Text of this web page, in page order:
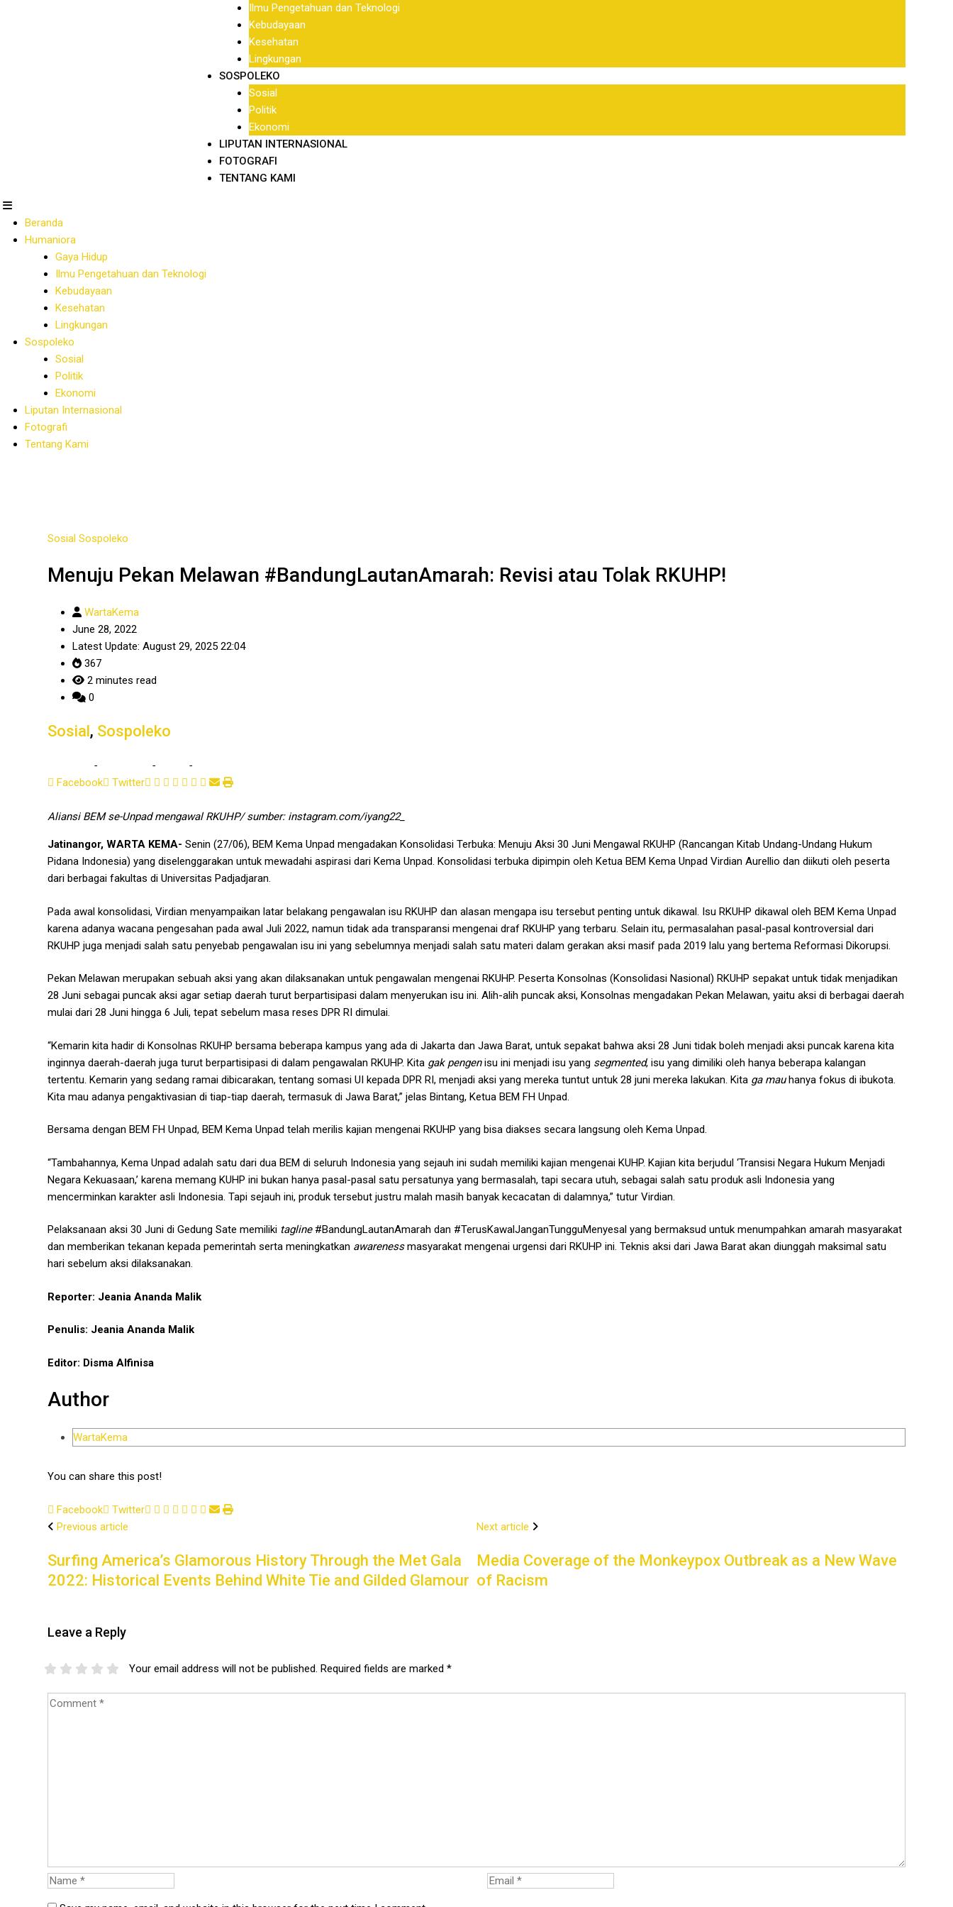
Ilmu Pengetahuan dan Teknologi
Kebudayaan
Kesehatan
Lingkungan
SOSPOLEKO
Sosial
Politik
Ekonomi
LIPUTAN INTERNASIONAL
FOTOGRAFI
TENTANG KAMI
Beranda
Humaniora
Gaya Hidup
Ilmu Pengetahuan dan Teknologi
Kebudayaan
Kesehatan
Lingkungan
Sospoleko
Sosial
Politik
Ekonomi
Liputan Internasional
Fotografi
Tentang Kami
Sosial Sospoleko
Menuju Pekan Melawan #BandungLautanAmarah: Revisi atau Tolak RKUHP!
WartaKema
June 28, 2022
Latest Update: August 29, 2025 22:04
367
2 minutes read
0
Sosial , Sospoleko
- - -
Facebook
Twitter
Aliansi BEM se-Unpad mengawal RKUHP/ sumber: instagram.com/iyang22_
Jatinangor, WARTA KEMA- Senin (27/06), BEM Kema Unpad mengadakan Konsolidasi Terbuka: Menuju Aksi 30 Juni Mengawal RKUHP (Rancangan Kitab Undang-Undang Hukum
Pidana Indonesia) yang diselenggarakan untuk mewadahi aspirasi dari Kema Unpad. Konsolidasi terbuka dipimpin oleh Ketua BEM Kema Unpad Virdian Aurellio dan diikuti oleh peserta
dari berbagai fakultas di Universitas Padjadjaran.
Pada awal konsolidasi, Virdian menyampaikan latar belakang pengawalan isu RKUHP dan alasan mengapa isu tersebut penting untuk dikawal. Isu RKUHP dikawal oleh BEM Kema Unpad
karena adanya wacana pengesahan pada awal Juli 2022, namun tidak ada transparansi mengenai draf RKUHP yang terbaru. Selain itu, permasalahan pasal-pasal kontroversial dari
RKUHP juga menjadi salah satu penyebab pengawalan isu ini yang sebelumnya menjadi salah satu materi dalam gerakan aksi masif pada 2019 lalu yang bertema Reformasi Dikorupsi.
Pekan Melawan merupakan sebuah aksi yang akan dilaksanakan untuk pengawalan mengenai RKUHP. Peserta Konsolnas (Konsolidasi Nasional) RKUHP sepakat untuk tidak menjadikan
28 Juni sebagai puncak aksi agar setiap daerah turut berpartisipasi dalam menyerukan isu ini. Alih-alih puncak aksi, Konsolnas mengadakan Pekan Melawan, yaitu aksi di berbagai daerah
mulai dari 28 Juni hingga 6 Juli, tepat sebelum masa reses DPR RI dimulai.
“Kemarin kita hadir di Konsolnas RKUHP bersama beberapa kampus yang ada di Jakarta dan Jawa Barat, untuk sepakat bahwa aksi 28 Juni tidak boleh menjadi aksi puncak karena kita
inginnya daerah-daerah juga turut berpartisipasi di dalam pengawalan RKUHP. Kita gak pengenisu ini menjadi isu yang segmented, isu yang dimiliki oleh hanya beberapa kalangan
tertentu. Kemarin yang sedang ramai dibicarakan, tentang somasi UI kepada DPR RI, menjadi aksi yang mereka tuntut untuk 28 juni mereka lakukan. Kita ga mauhanya fokus di ibukota.
Kita mau adanya pengaktivasian di tiap-tiap daerah, termasuk di Jawa Barat,” jelas Bintang, Ketua BEM FH Unpad.
Bersama dengan BEM FH Unpad, BEM Kema Unpad telah merilis kajian mengenai RKUHP yang bisa diakses secara langsung oleh Kema Unpad.
“Tambahannya, Kema Unpad adalah satu dari dua BEM di seluruh Indonesia yang sejauh ini sudah memiliki kajian mengenai KUHP. Kajian kita berjudul ‘Transisi Negara Hukum Menjadi
Negara Kekuasaan,’ karena memang KUHP ini bukan hanya pasal-pasal satu persatunya yang bermasalah, tapi secara utuh, sebagai salah satu produk asli Indonesia yang
mencerminkan karakter asli Indonesia. Tapi sejauh ini, produk tersebut justru malah masih banyak kecacatan di dalamnya,” tutur Virdian.
Pelaksanaan aksi 30 Juni di Gedung Sate memiliki tagline#BandungLautanAmarah dan #TerusKawalJanganTungguMenyesal yang bermaksud untuk menumpahkan amarah masyarakat
dan memberikan tekanan kepada pemerintah serta meningkatkan awarenessmasyarakat mengenai urgensi dari RKUHP ini. Teknis aksi dari Jawa Barat akan diunggah maksimal satu
hari sebelum aksi dilaksanakan.
Reporter: Jeania Ananda Malik
Penulis: Jeania Ananda Malik
Editor: Disma Alfinisa
Author
WartaKema
You can share this post!
Facebook
Twitter
Previous article
Surfing America’s Glamorous History Through the Met Gala
2022: Historical Events Behind White Tie and Gilded Glamour
Next article
Media Coverage of the Monkeypox Outbreak as a New Wave
of Racism
Leave a Reply
Your email address will not be published. Required fields are marked *